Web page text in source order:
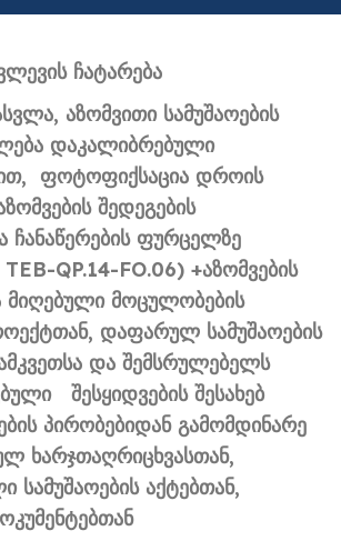
ჩატარება
აზომვითი სამუშაოების
დაკალიბრებული
ფოტოფიქსაცია დროის
შედეგების
ჩანაწერების ფურცელზე
QP.14-FO.06) +აზომვების
მიღებული მოცულობების
დაფარულ სამუშაოების
და შემსრულებელს
შესყიდვების შესახებ
პირობებიდან გამომდინარე
ხარჯთაღრიცხვასთან,
სამუშაოების აქტებთან,